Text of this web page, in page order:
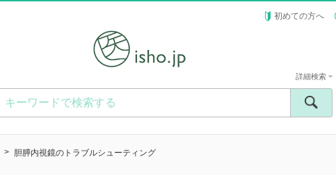
初めての方へ
詳細検索
胆膵内視鏡のトラブルシューティング